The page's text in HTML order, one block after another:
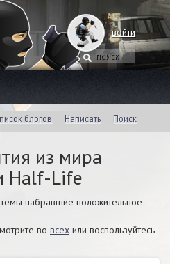
войти
блогов Написать Поиск
из мира
Half-Life
набравшие положительное
во всех или воспользуйтесь